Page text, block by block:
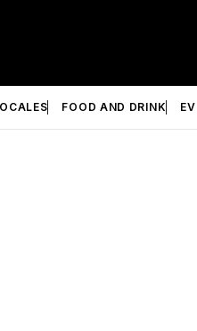
FOOD AND DRINK